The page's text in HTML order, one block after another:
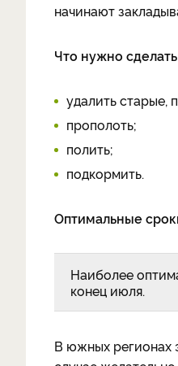
начинают
Что нужно
удалить старые,
прополоть;
полить;
подкормить.
Оптимальные
Наиболее
конец июля.
В южных регионах